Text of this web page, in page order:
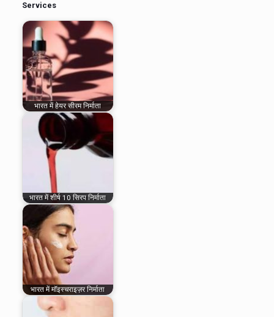
Services
भारत में हेयर सीरम निर्माता
भारत में शीर्ष 10 सिरप निर्माता
भारत में मॉइस्चराइज़र निर्माता